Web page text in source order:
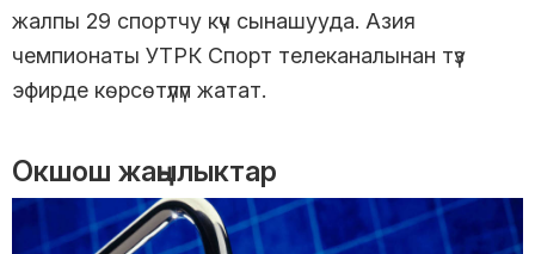
жалпы 29 спортчу күч сынашууда. Азия
чемпионаты УТРК Спорт телеканалынан түз
эфирде көрсөтүлүп жатат.
Окшош жаңылыктар